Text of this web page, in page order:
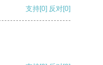
支持[0] 反对[0]